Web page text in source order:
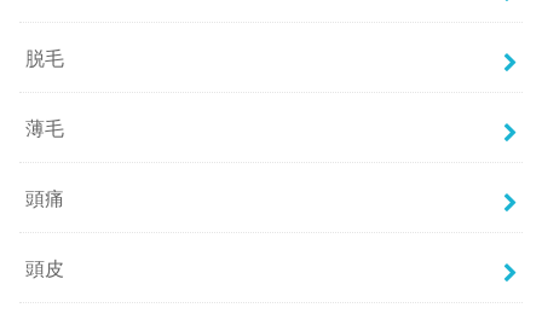
脱毛
薄毛
頭痛
頭皮